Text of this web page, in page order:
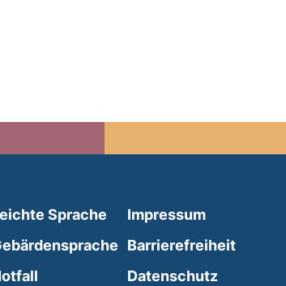
Sprache (external link, opens in a
(external link, opens in
(external link, opens in a new
Impressum
Barrierefreiheit
Datenschutz